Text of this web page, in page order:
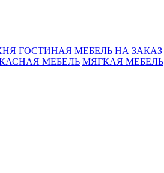
ГОСТИНАЯ МЕБЕЛЬ НА ЗАКАЗ
МЕБЕЛЬ МЯГКАЯ МЕБЕЛЬ